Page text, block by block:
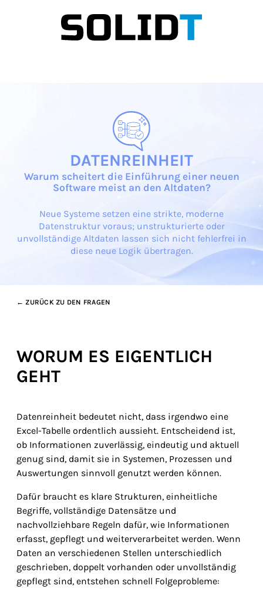
DATENREINHEIT
Warum scheitert die Einführung einer neuen
Software meist an den Altdaten?
Neue Systeme setzen eine strikte, moderne
Datenstruktur voraus; unstrukturierte oder
unvollständige Altdaten lassen sich nicht fehlerfrei in
diese neue Logik übertragen.
← ZURÜCK ZU DEN FRAGEN
WORUM ES EIGENTLICH
GEHT
Datenreinheit bedeutet nicht, dass irgendwo eine
Excel-Tabelle ordentlich aussieht. Entscheidend ist,
ob Informationen zuverlässig, eindeutig und aktuell
genug sind, damit sie in Systemen, Prozessen und
Auswertungen sinnvoll genutzt werden können.
Dafür braucht es klare Strukturen, einheitliche
Begriffe, vollständige Datensätze und
nachvollziehbare Regeln dafür, wie Informationen
erfasst, gepflegt und weiterverarbeitet werden. Wenn
Daten an verschiedenen Stellen unterschiedlich
geschrieben, doppelt vorhanden oder unvollständig
gepflegt sind, entstehen schnell Folgeprobleme: